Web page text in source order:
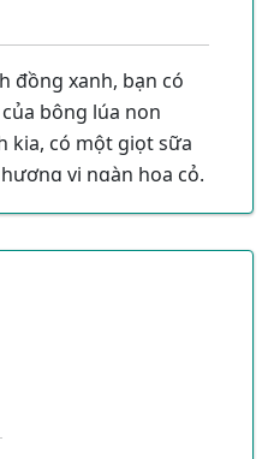
xanh, bạn có
bông lúa non
kia, có một giọt sữa
vị ngàn hoa cỏ.